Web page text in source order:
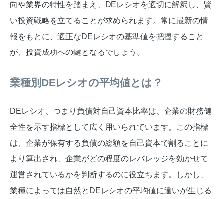
向や業界の特性を踏まえ、DEレシオを適切に解釈し、賢
い投資戦略を立てることが求められます。常に最新の情
報をもとに、適正なDEレシオの基準値を把握すること
が、投資成功への鍵となるでしょう。
業種別DEレシオの平均値とは？
DEレシオ、つまり負債対自己資本比率は、企業の財務健
全性を示す指標として広く用いられています。この指標
は、企業が保有する負債の総額を自己資本で割ることに
より算出され、企業がどの程度のレバレッジを効かせて
運営されているかを判断するのに役立ちます。しかし、
業種によっては自然とDEレシオの平均値に違いが生じる